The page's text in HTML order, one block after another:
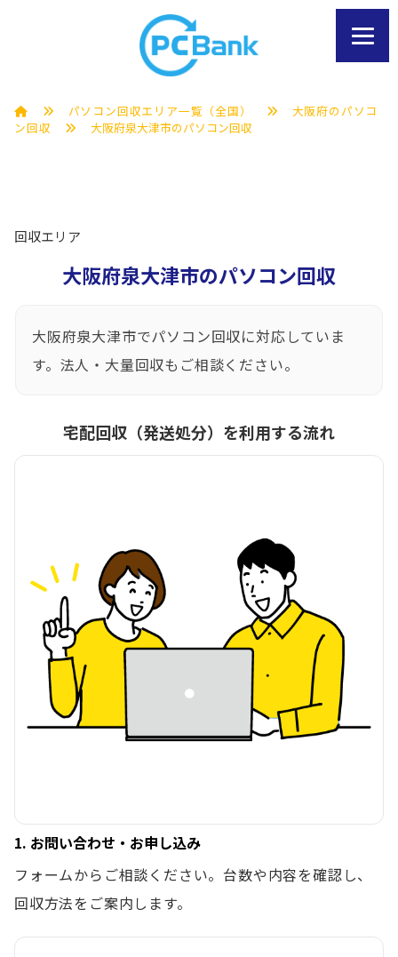
パソコン回収エリア一覧（全国）
大阪府のパソコ
ン回収
大阪府泉大津市のパソコン回収
回収エリア
大阪府泉大津市のパソコン回収
大阪府泉大津市でパソコン回収に対応していま
す。法人・大量回収もご相談ください。
宅配回収（発送処分）を利用する流れ
1. お問い合わせ・お申し込み
フォームからご相談ください。台数や内容を確認し、
回収方法をご案内します。